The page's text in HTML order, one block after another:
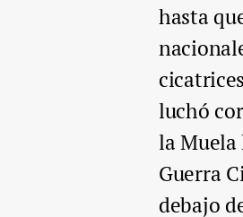
hasta
luchó
la
Guerra
debajo